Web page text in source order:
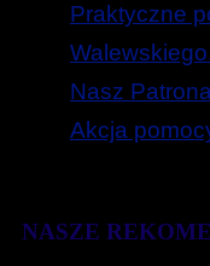
Praktyczne
Nasz
Akcja
NASZE